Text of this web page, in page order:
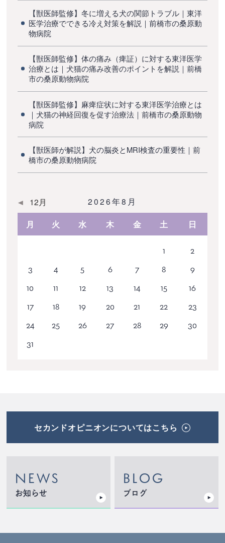
【獣医師監修】冬に増える犬の関節トラブル｜東洋
医学治療でできる冷え対策を解説｜前橋市の桑原動
物病院
【獣医師監修】体の痛み（痺証）に対する東洋医学
治療とは｜犬猫の痛み改善のポイントを解説｜前橋
市の桑原動物病院
【獣医師監修】麻痺症状に対する東洋医学治療とは
｜犬猫の神経回復を促す治療法｜前橋市の桑原動物
病院
【獣医師が解説】犬の脳炎とMRI検査の重要性｜前
橋市の桑原動物病院
2026年8月
月 火 水 木 金 土 日
12月
1
2
3
4 5 6 7 8
9
10
11 12 13 14 15
16
17
18 19 20 21 22
23
24
25 26 27 28 29
30
31
セカンドオピニオンについてはこちら
NEWS
お知らせ
BLOG
ブログ